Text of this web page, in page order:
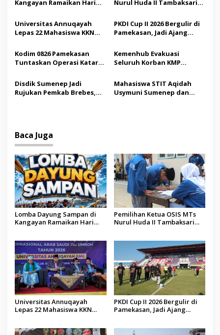
i
p
o
s
Kangayan Ramaikan Hari
Sumenep
Nurul Huda II Tambaksari
Demokrasi bagi Siswa
Universitas Annuqayah
Lepas 22 Mahasiswa KKN
Saudi
PKDI Cup II 2026 Bergulir di
Pamekasan, Jadi Ajang
Madura
Kodim 0826 Pamekasan
Tuntaskan Operasi Katarak
Tindakan Medis
Kemenhub Evakuasi
Seluruh Korban KMP
Operator Diaudit
Disdik Sumenep Jadi
Rujukan Pemkab Brebes,
Mahasiswa STIT Aqidah
Usymuni Sumenep dan
Baca Juga
Lomba Dayung Sampan di
Kangayan Ramaikan Hari
Pemilihan Ketua OSIS MTs
Nurul Huda II Tambaksari
Universitas Annuqayah
Lepas 22 Mahasiswa KKN
PKDI Cup II 2026 Bergulir di
Pamekasan, Jadi Ajang